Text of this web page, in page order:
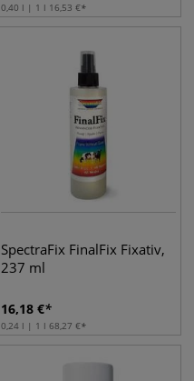
0,40 l | 1 l 16,53 €
SpectraFix FinalFix Fixativ,
237 ml
16,18 €
0,24 l | 1 l 68,27 €